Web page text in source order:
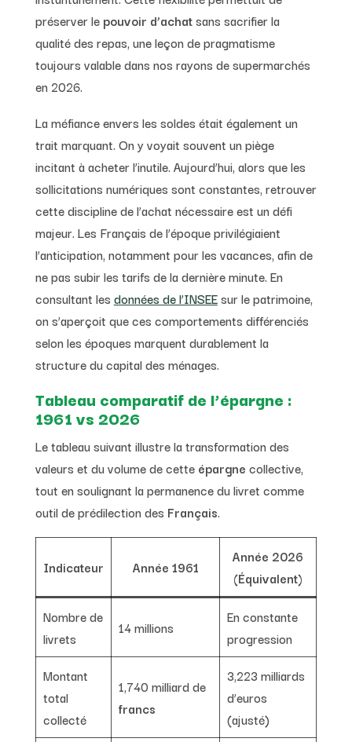
préserver le pouvoir d’achatsans sacrifier la
qualité des repas, une leçon de pragmatisme
toujours valable dans nos rayons de supermarchés
en 2026.
La méfiance envers les soldes était également un
trait marquant. On y voyait souvent un piège
incitant à acheter l’inutile. Aujourd’hui, alors que les
sollicitations numériques sont constantes, retrouver
cette discipline de l’achat nécessaire est un défi
majeur. Les Français de l’époque privilégiaient
l’anticipation, notamment pour les vacances, afin de
ne pas subir les tarifs de la dernière minute. En
consultant les données de l’INSEEsur le patrimoine,
on s’aperçoit que ces comportements différenciés
selon les époques marquent durablement la
structure du capital des ménages.
Tableau comparatif de l’épargne :
1961 vs 2026
Le tableau suivant illustre la transformation des
valeurs et du volume de cette épargne collective,
tout en soulignant la permanence du livret comme
outil de prédilection des Français.
Indicateur Année 1961
Année 2026
(Équivalent)
Nombre de
livrets
14 millions
En constante
progression
Montant
total
collecté
1,740 milliard de
francs
3,223 milliards
d’euros
(ajusté)